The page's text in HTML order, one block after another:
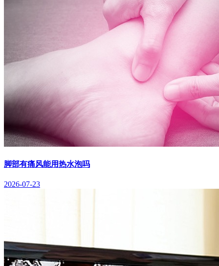
脚部有痛风能用热水泡吗
2026-07-23